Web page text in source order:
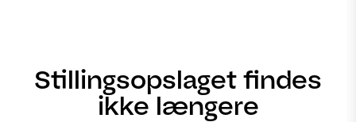
Stillingsopslaget findes
ikke længere